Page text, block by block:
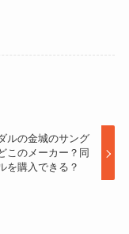
ルの金城のサング
このメーカー？同
を購入できる？